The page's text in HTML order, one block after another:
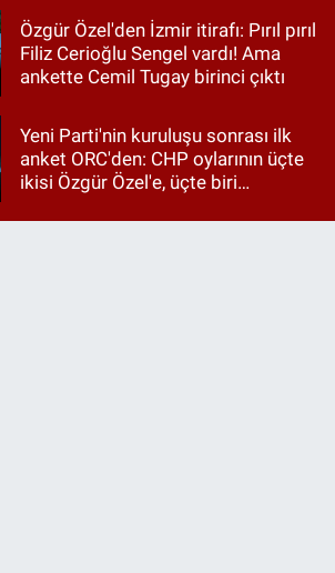
Özgür Özel'den İzmir itirafı: Pırıl pırıl
Filiz Cerioğlu Sengel vardı! Ama
ankette Cemil Tugay birinci çıktı
Yeni Parti'nin kuruluşu sonrası ilk
anket ORC'den: CHP oylarının üçte
ikisi Özgür Özel'e, üçte biri